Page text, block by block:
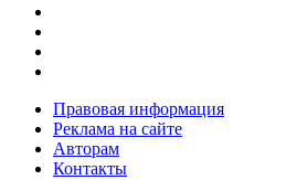
Правовая информация
Реклама на сайте
Авторам
Контакты